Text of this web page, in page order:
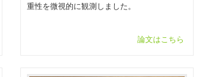
重性を微視的に観測しました。
論文はこちら